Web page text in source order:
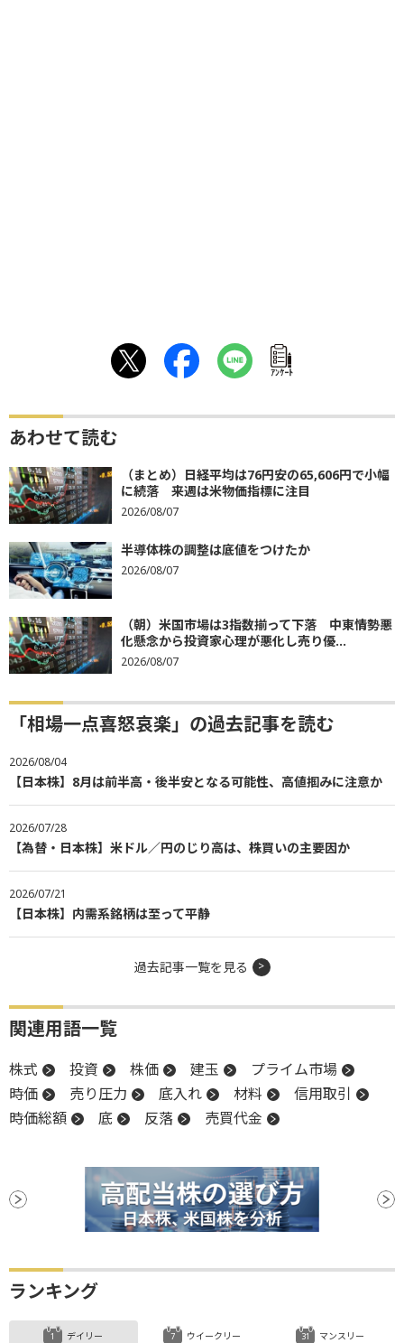
ｱﾝｹｰﾄ
あわせて読む
（まとめ）日経平均は76円安の65,606円で小幅
に続落 来週は米物価指標に注目
2026/08/07
半導体株の調整は底値をつけたか
2026/08/07
（朝）米国市場は3指数揃って下落 中東情勢悪
化懸念から投資家心理が悪化し売り優...
2026/08/07
「相場一点喜怒哀楽」の過去記事を読む
2026/08/04
【日本株】8月は前半高・後半安となる可能性、高値掴みに注意か
2026/07/28
【為替・日本株】米ドル／円のじり高は、株買いの主要因か
2026/07/21
【日本株】内需系銘柄は至って平静
過去記事一覧を見る
関連用語一覧
株式 投資 株価 建玉
プライム市場
時価
売り圧力 底入れ 材料
信用取引
時価総額
底 反落 売買代金
ランキング
デイリー ウイークリー マンスリー